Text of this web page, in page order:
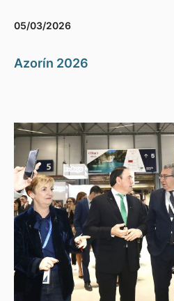
05/03/2026
Azorín 2026